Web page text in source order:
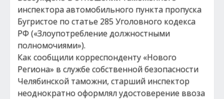
инспектора автомобильного пункта пропуска
Бугристое по статье 285 Уголовного кодекса
РФ («Злоупотребление должностными
полномочиями»).
Как сообщили корреспонденту «Нового
Региона» в службе собственной безопасности
Челябинской таможни, старший инспектор
неоднократно оформлял удостоверение ввоза